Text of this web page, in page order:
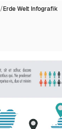
/Erde Welt Infografik